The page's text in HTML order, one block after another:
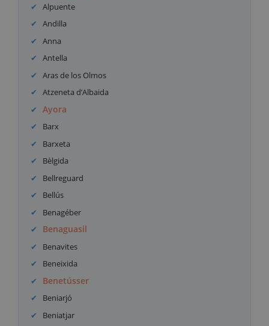
Alpuente
Andilla
Anna
Antella
Aras de los Olmos
Atzeneta d’Albaida
Ayora
Barx
Barxeta
Bèlgida
Bellreguard
Bellús
Benagéber
Benaguasil
Benavites
Beneixida
Benetússer
Beniarjó
Beniatjar